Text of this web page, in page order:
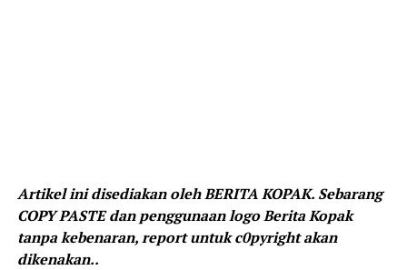
Artikel ini disediakan oleh BERITA KOPAK. Sebarang
COPY PASTE dan penggunaan logo Berita Kopak
tanpa kebenaran, report untuk c0pyright akan
dikenakan..